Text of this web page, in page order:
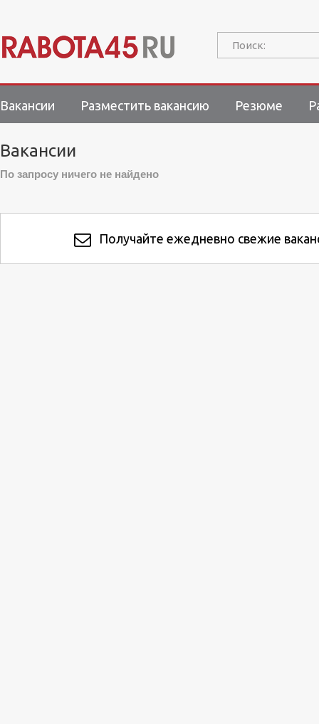
Поиск:
Вакансии Разместить вакансию Резюме
Вакансии
По запросу ничего не найдено
Получайте ежедневно свежие